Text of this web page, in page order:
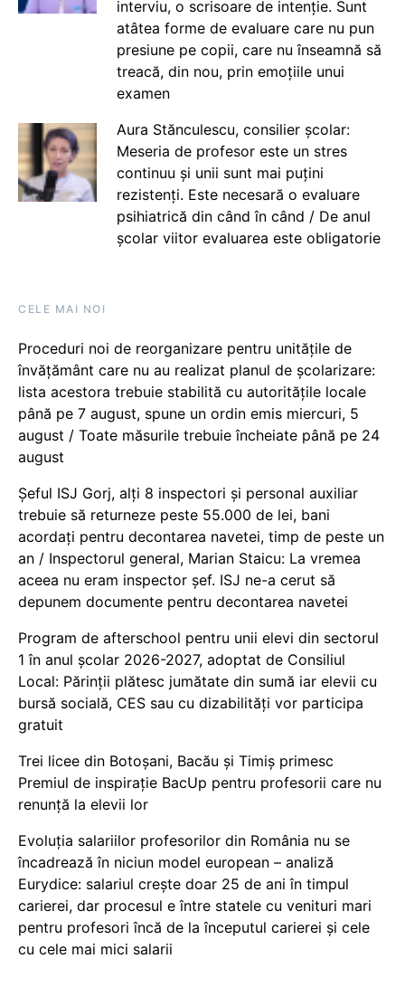
interviu, o scrisoare de intenție. Sunt
atâtea forme de evaluare care nu pun
presiune pe copii, care nu înseamnă să
treacă, din nou, prin emoțiile unui
examen
Aura Stănculescu, consilier școlar:
Meseria de profesor este un stres
continuu și unii sunt mai puțini
rezistenți. Este necesară o evaluare
psihiatrică din când în când / De anul
școlar viitor evaluarea este obligatorie
CELE MAI NOI
Proceduri noi de reorganizare pentru unitățile de
învățământ care nu au realizat planul de școlarizare:
lista acestora trebuie stabilită cu autoritățile locale
până pe 7 august, spune un ordin emis miercuri, 5
august / Toate măsurile trebuie încheiate până pe 24
august
Șeful ISJ Gorj, alți 8 inspectori și personal auxiliar
trebuie să returneze peste 55.000 de lei, bani
acordați pentru decontarea navetei, timp de peste un
an / Inspectorul general, Marian Staicu: La vremea
aceea nu eram inspector șef. ISJ ne-a cerut să
depunem documente pentru decontarea navetei
Program de afterschool pentru unii elevi din sectorul
1 în anul școlar 2026-2027, adoptat de Consiliul
Local: Părinții plătesc jumătate din sumă iar elevii cu
bursă socială, CES sau cu dizabilităţi vor participa
gratuit
Trei licee din Botoșani, Bacău și Timiș primesc
Premiul de inspirație BacUp pentru profesorii care nu
renunță la elevii lor
Evoluția salariilor profesorilor din România nu se
încadrează în niciun model european – analiză
Eurydice: salariul crește doar 25 de ani în timpul
carierei, dar procesul e între statele cu venituri mari
pentru profesori încă de la începutul carierei și cele
cu cele mai mici salarii